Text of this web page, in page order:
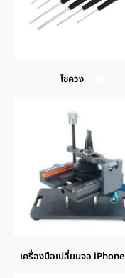
ไขควง
เครื่องมือเปลี่ยนจอ iPhone